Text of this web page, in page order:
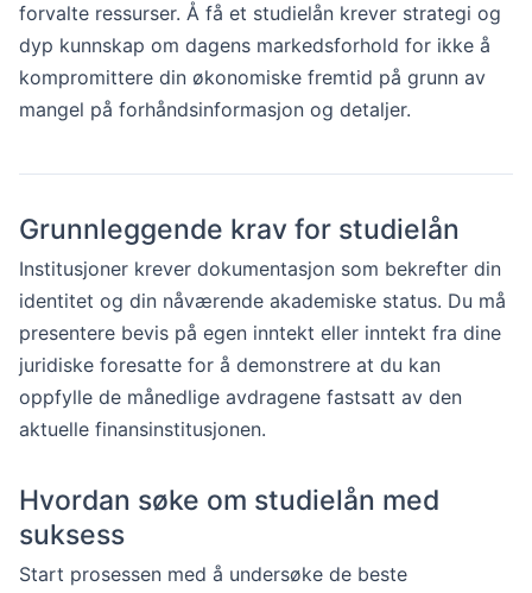
forvalte ressurser. Å få et studielån krever strategi og
dyp kunnskap om dagens markedsforhold for ikke å
kompromittere din økonomiske fremtid på grunn av
mangel på forhåndsinformasjon og detaljer.
Grunnleggende krav for studielån
Institusjoner krever dokumentasjon som bekrefter din
identitet og din nåværende akademiske status. Du må
presentere bevis på egen inntekt eller inntekt fra dine
juridiske foresatte for å demonstrere at du kan
oppfylle de månedlige avdragene fastsatt av den
aktuelle finansinstitusjonen.
Hvordan søke om studielån med
suksess
Start prosessen med å undersøke de beste